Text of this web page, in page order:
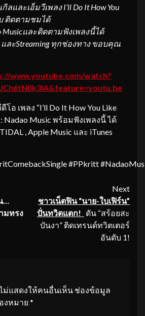
กิลและเอ็มวีเพลง I’ll Do It How You
ติดตามชมได้
Musicและติดตามฟังเพลงนี้ได้
และStreaming ทุกช่องทาง ขอบคุณ
www.youtube.com/watch?
6tN0k3IA&feature=youtu.be
อ เพลง “I’ll Do It How You Like
Nadao Music พร้อมฟังเพลงนี้ ได้
, Apple Music และ iTunes
#PPkritt
มทรง
Next
ชาวเน็ตฟิน “นาย-ใบเฟิร์น”
ปั่นทวิตแตก!
ดัน “สร้อยสะ
บันงา” ติดเทรนด์ทวิตเตอร์
อันดับ 1!
ม่แสดงให้คนอื่นเห็น ช่องข้อมูล
งหมาย *